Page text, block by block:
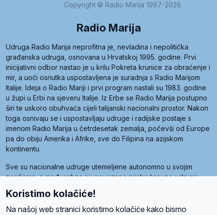
Copyright © Radio Marija 1997-2026
Radio Marija
Udruga Radio Marija neprofitna je, nevladina i nepolitička
građanska udruga, osnovana u Hrvatskoj 1995. godine. Prvi
inicijativni odbor nastao je u krilu Pokreta krunice za obraćenje i
mir, a uoči osnutka uspostavljena je suradnja s Radio Marijom
Italije. Ideja o Radio Mariji i prvi program nastali su 1983. godine
u župi u Erbi na sjeveru Italije. Iz Erbe se Radio Marija postupno
širi te uskoro obuhvaća cijeli talijanski nacionalni prostor. Nakon
toga osnivaju se i uspostavljaju udruge i radijske postaje s
imenom Radio Marija u četrdesetak zemalja, počevši od Europe
pa do obiju Amerika i Afrike, sve do Filipina na azijskom
kontinentu.
Sve su nacionalne udruge utemeljene autonomno u svojim
zemljama, a međusobna su povezane preko krovne udruge
pod nazivom Svjetska obitelj Radio Marije (World Family of
Radio Maria). Svjetsku obitelj utemeljilo je sedam članica, među
kojima je i hrvatska Udruga Radio Marija.
Koristimo kolačiće!
Na našoj web stranici koristimo kolačiće kako bismo